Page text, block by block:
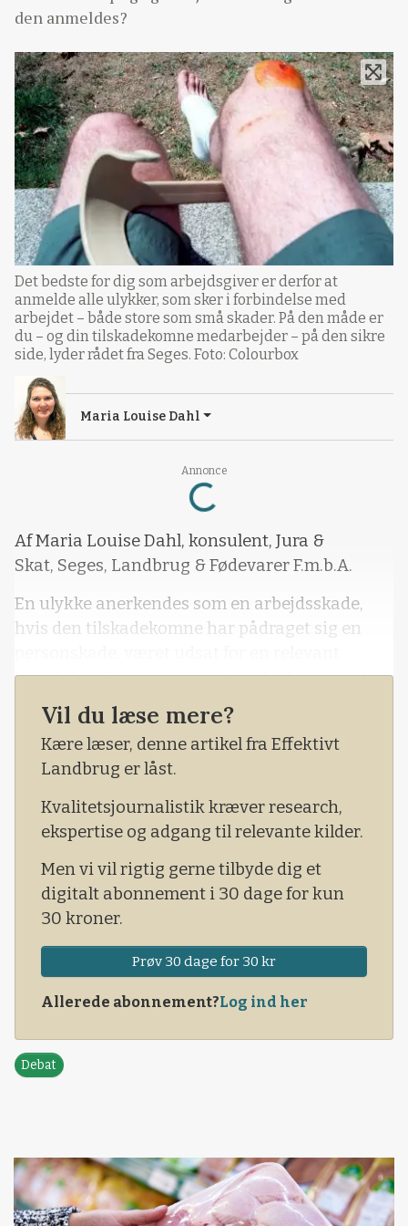
Annonce
Loading...
den anmeldes?
Det bedste for dig som arbejdsgiver er derfor at
anmelde alle ulykker, som sker i forbindelse med
arbejdet – både store som små skader. På den måde er
du – og din tilskadekomne medarbejder – på den sikre
side, lyder rådet fra Seges. Foto: Colourbox
Maria Louise Dahl
Af Maria Louise Dahl, konsulent, Jura &
Skat, Seges, Landbrug & Fødevarer F.m.b.A.
En ulykke anerkendes som en arbejdsskade,
hvis den tilskadekomne har pådraget sig en
hændelse eller påvirkning, og skaden er sket på
grund af arbejdets forhold.
Vil du læse mere?
Kære læser, denne artikel fra Effektivt
Landbrug er låst.
Kvalitetsjournalistik kræver research,
ekspertise og adgang til relevante kilder.
Men vi vil rigtig gerne tilbyde dig et
digitalt abonnement i 30 dage for kun
30 kroner.
Prøv 30 dage for 30 kr
Allerede abonnement?Log ind her
Debat